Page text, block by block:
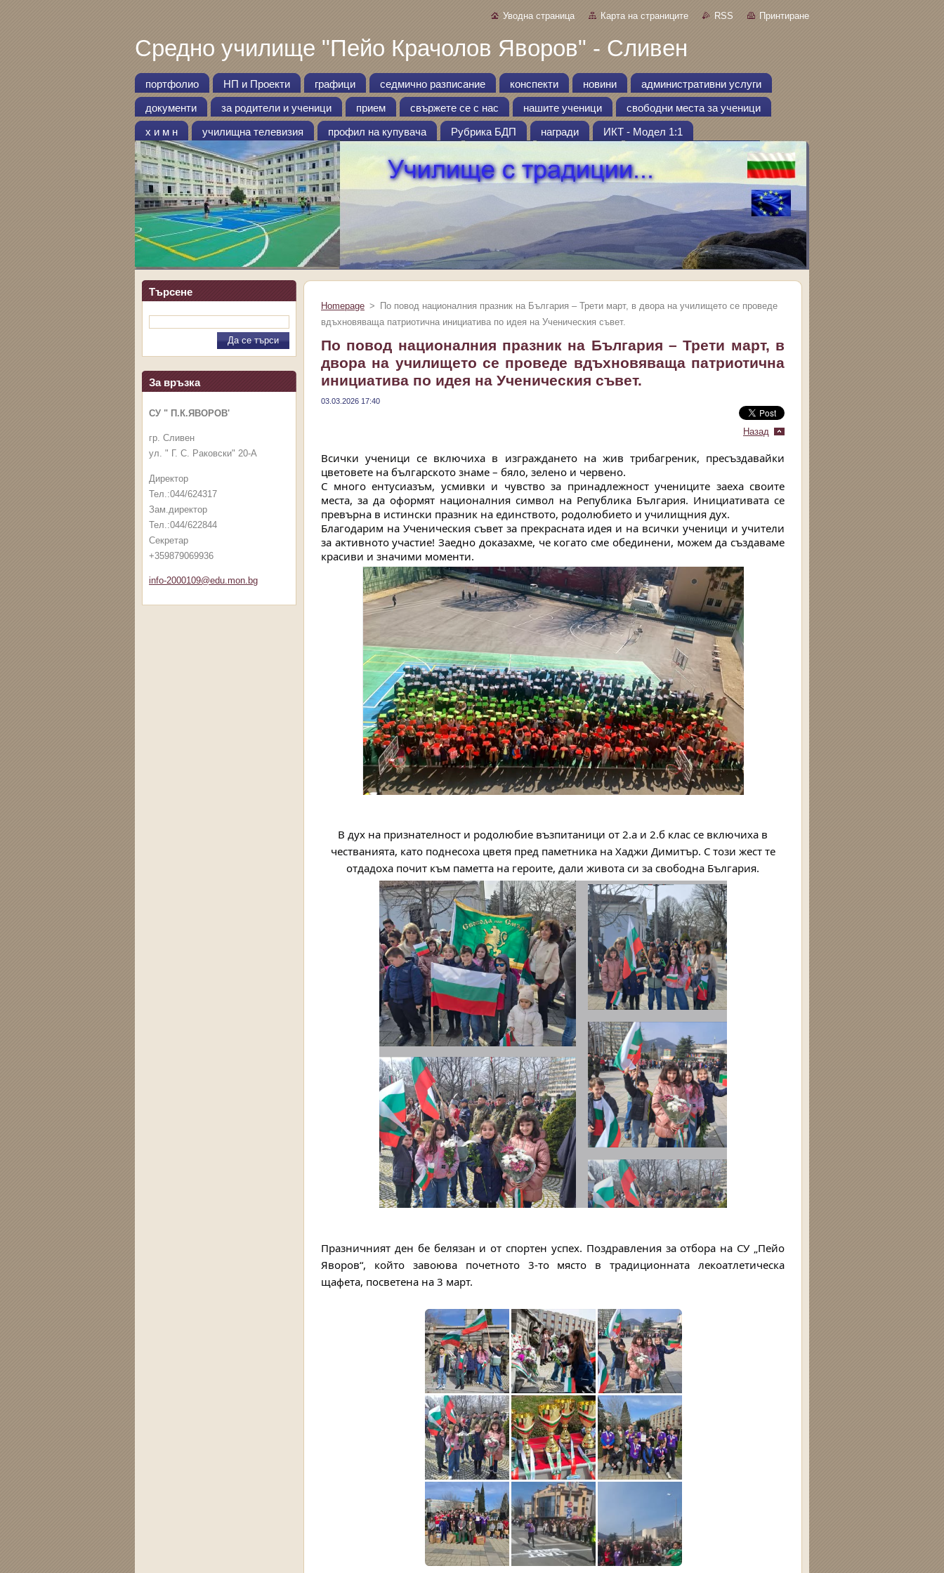
Уводна страница Карта на страниците RSS Принтиране
Средно училище "Пейо Крачолов Яворов" - Сливен
портфолио НП и Проекти графици седмично разписание конспекти новини административни услуги
документи за родители и ученици прием свържете се с нас нашите ученици свободни места за ученици
х и м н училищна телевизия профил на купувача Рубрика БДП награди ИКТ - Модел 1:1
Търсене
За връзка
СУ " П.К.ЯВОРОВ'
гр. Сливен
ул. " Г. С. Раковски" 20-А
Директор
Тел.:044/624317
Зам.директор
Тел.:044/622844
Секретар
+359879069936
info-2000109@edu.mon.bg
Homepage >
По повод националния празник на България – Трети март, в двора на училището се проведе
вдъхновяваща патриотична инициатива по идея на Ученическия съвет.
По повод националния празник на България – Трети март, в
двора на училището се проведе вдъхновяваща патриотична
инициатива по идея на Ученическия съвет.
03.03.2026 17:40
Назад
Всички ученици се включиха в изграждането на жив трибагреник, пресъздавайки
цветовете на българското знаме – бяло, зелено и червено.
С много ентусиазъм, усмивки и чувство за принадлежност учениците заеха своите
места, за да оформят националния символ на Република България. Инициативата се
превърна в истински празник на единството, родолюбието и училищния дух.
Благодарим на Ученическия съвет за прекрасната идея и на всички ученици и учители
за активното участие! Заедно доказахме, че когато сме обединени, можем да създаваме
красиви и значими моменти.
В дух на признателност и родолюбие възпитаници от 2.а и 2.б клас се включиха в
честванията, като поднесоха цветя пред паметника на Хаджи Димитър. С този жест те
отдадоха почит към паметта на героите, дали живота си за свободна България.
Празничният ден бе белязан и от спортен успех. Поздравления за отбора на СУ „Пейо
Яворов“, който завоюва почетното 3-то място в традиционната лекоатлетическа
щафета, посветена на 3 март.